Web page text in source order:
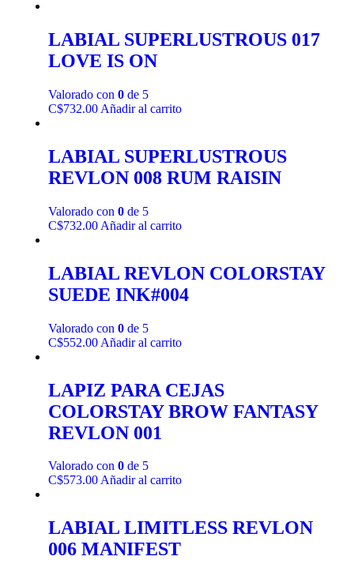
LABIAL SUPERLUSTROUS 017
LOVE IS ON
Valorado con 0de 5
C$732.00 Añadir al carrito
LABIAL SUPERLUSTROUS
REVLON 008 RUM RAISIN
Valorado con 0de 5
C$732.00 Añadir al carrito
LABIAL REVLON COLORSTAY
SUEDE INK#004
Valorado con 0de 5
C$552.00 Añadir al carrito
LAPIZ PARA CEJAS
COLORSTAY BROW FANTASY
REVLON 001
Valorado con 0de 5
C$573.00Añadir al carrito
LABIAL LIMITLESS REVLON
006 MANIFEST